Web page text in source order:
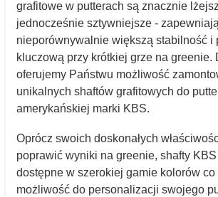
grafitowe w putterach są znacznie
jednocześnie sztywniejsze - zapewniają
nieporównywalnie większą stabilność i
kluczową przy krótkiej grze na greenie.
oferujemy Państwu możliwość
unikalnych shaftów grafitowych do
amerykańskiej marki KBS.
Oprócz swoich doskonałych
poprawić wyniki na greenie, shafty
dostępne w szerokiej gamie kolorów
możliwość do personalizacji swojego